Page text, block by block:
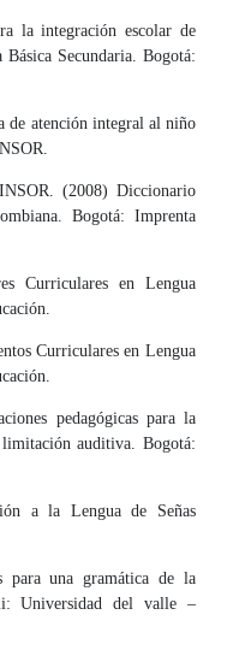
la integración escolar de
Secundaria. Bogotá:
de atención integral al niño
(2008) Diccionario
Bogotá: Imprenta
Curriculares en Lengua
Curriculares en Lengua
pedagógicas para la
limitación auditiva. Bogotá:
a la Lengua de Señas
para una gramática de la
Universidad del valle –